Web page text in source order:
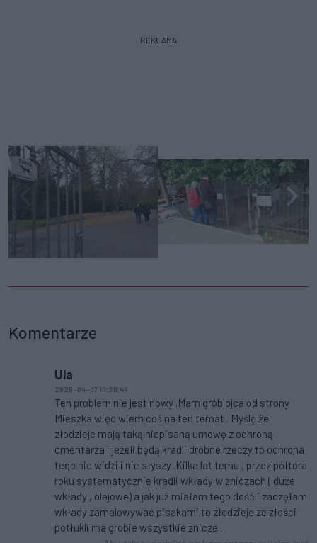
REKLAMA
Komentarze
Ula
2026-04-07 10:20:46
Ten problem nie jest nowy .Mam grób ojca od strony
Mieszka więc wiem coś na ten temat . Myślę że
złodzieje mają taką niepisaną umowę z ochroną
cmentarza i jeżeli będą kradli drobne rzeczy to ochrona
tego nie widzi i nie słyszy .Kilka lat temu , przez półtora
roku systematycznie kradli wkłady w zniczach ( duże
wkłady , olejowe) a jak już miałam tego dość i zaczęłam
wkłady zamalowywać pisakami to złodzieje ze złości
potłukli ma grobie wszystkie znicze .